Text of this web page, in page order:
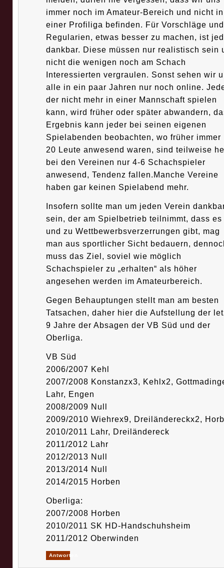
immer noch im Amateur-Bereich und nicht in
einer Profiliga befinden. Für Vorschläge und
Regularien, etwas besser zu machen, ist
dankbar. Diese müssen nur realistisch sein
nicht die wenigen noch am Schach
Interessierten vergraulen. Sonst sehen wir
alle in ein paar Jahren nur noch online.
der nicht mehr in einer Mannschaft spielen
kann, wird früher oder später abwandern,
Ergebnis kann jeder bei seinen eigenen
Spielabenden beobachten, wo früher immer
20 Leute anwesend waren, sind teilweise
bei den Vereinen nur 4-6 Schachspieler
anwesend, Tendenz fallen.Manche Vereine
haben gar keinen Spielabend mehr.
Insofern sollte man um jeden Verein
sein, der am Spielbetrieb teilnimmt, dass es
und zu Wettbewerbsverzerrungen gibt, mag
man aus sportlicher Sicht bedauern,
muss das Ziel, soviel wie möglich
Schachspieler zu „erhalten“ als höher
angesehen werden im Amateurbereich.
Gegen Behauptungen stellt man am besten
Tatsachen, daher hier die Aufstellung der
9 Jahre der Absagen der VB Süd und der
Oberliga.
VB Süd
2006/2007 Kehl
2007/2008 Konstanzx3, Kehlx2,
Lahr, Engen
2008/2009 Null
2009/2010 Wiehrex9, Dreiländereckx2,
2010/2011 Lahr, Dreiländereck
2011/2012 Lahr
2012/2013 Null
2013/2014 Null
2014/2015 Horben
Oberliga:
2007/2008 Horben
2010/2011 SK HD-Handschuhsheim
2011/2012 Oberwinden
Antworten